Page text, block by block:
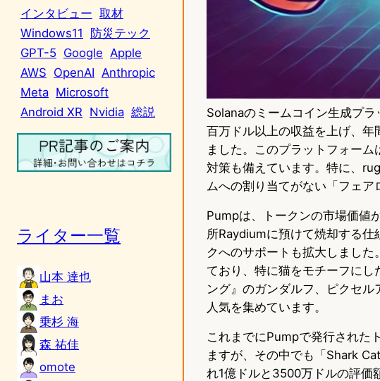
インタビュー 取材
Windows11
防災テック
GPT-5 Google Apple
AWS OpenAI Anthropic
Meta Microsoft
Android XR Nvidia 総説
ライター一覧
山本 達也
まお
乗杉 海
森 祐佳
omote
Solanaのミームコイン生成プ
百万ドル以上の収益を上げ、
ました。このプラットフォー
対策も備えています。特に、
ムへの割り当てがない「フェア
Pumpは、トークンの市場価値
所Raydiumに預けて焼却する
クへのサポートも拡大しまし
ており、特に猫をモチーフに
ング』のガンダルフ、ピクセ
人気を集めています。
これまでにPumpで発行された
ますが、その中でも「Shark
れ1億ドルと3500万ドルの評価